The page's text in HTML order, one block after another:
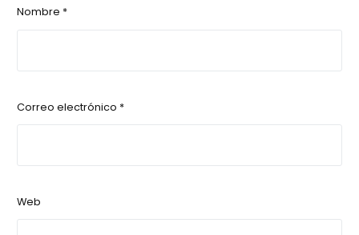
Nombre *
Correo electrónico *
Web